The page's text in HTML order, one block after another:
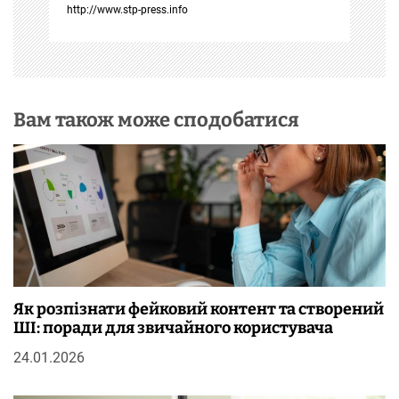
і
в
http://www.stp-press.info
Вам також може сподобатися
Як розпізнати фейковий контент та створений
ШІ: поради для звичайного користувача
24.01.2026